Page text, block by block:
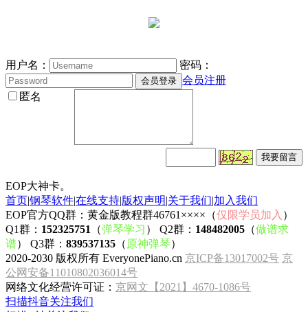
用户名：
密码：
会员注册
匿名
EOP大神卡。
首页|钢琴软件|在线支持|版权声明|关于我们|加入我们
EOP官方QQ群：黄金版教程群46761××××（仅限学员加入 ）
Q1群： 152325751 （弹琴学习 ） Q2群： 148482005 （做谱求
谱） Q3群： 839537135 （ 原神弹琴）
2020-2030 版权所有 EveryonePiano.cn 京ICP备13017002号 京
公网安备11010802036014号
网络文化经营许可证： 京网文【2021】4670-1086号
扫描抖音关注我们